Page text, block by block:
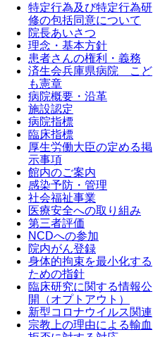
特定行為及び特定行為研
修の包括同意について
院長あいさつ
理念・基本方針
患者さんの権利・義務
済生会兵庫県病院 こど
も憲章
病院概要・沿革
施設認定
病院指標
臨床指標
厚生労働大臣の定める掲
示事項
館内のご案内
感染予防・管理
社会福祉事業
医療安全への取り組み
第三者評価
NCDへの参加
院内がん登録
身体的拘束を最小化する
ための指針
臨床研究に関する情報公
開（オプトアウト）
新型コロナウイルス関連
宗教上の理由による輸血